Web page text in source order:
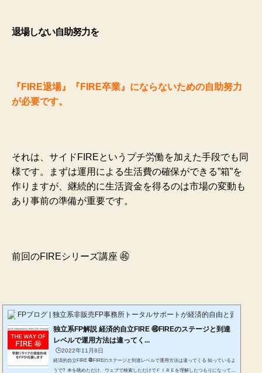
退場しない自助努力を
『FIRE退場』『FIRE卒業』にならないための自助努力
が必要です。
それは、サイドFIREというプチ労働を加えた手段でも同
様です。まずは運用による生活費の確保ができる”箱”を
作りますが、継続的に生活資金を得るのは市場の変動も
あり事前の準備が重要です。
前回のFIREシリーズ講座 ㊻
FPブログ | 独立系非販売FP事務所トータルサポートが経済的自由と資産形成
独立系FP解説 経済的自立FIRE ㊻FIREのステージと到達
レベルで運用方法は違ってく...
🕒️2022年11月8日
経済的自立FIRE ㊻FIREのステージと到達レベルで運用方法は違ってくる 知っているよ
うで? 本を眺めただけ、ウェブで検索しただけでＦＩＲＥを理解したつもりになってい